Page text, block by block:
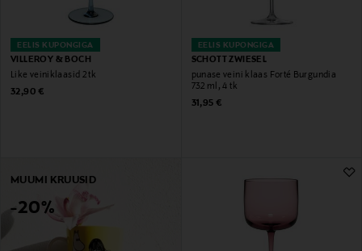
EELIS KUPONGIGA
VILLEROY & BOCH
Like veiniklaasid 2 tk
Original Price
32,90 €
EELIS KUPONGIGA
SCHOTT ZWIESEL
punase veini klaas Forté Burgundia
732 ml, 4 tk
Original Price
31,95 €
MUUMI KRUUSID
-20%